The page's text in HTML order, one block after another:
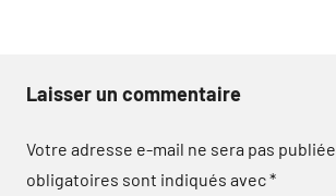
Laisser un commentaire
Votre adresse e-mail ne sera pas publiée.
obligatoires sont indiqués avec*